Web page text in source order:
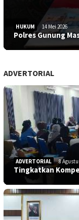
HUKUM 14 Mei 2026
Polres Gunung
ADVERTORIAL
ADVERTORIAL 8
Tingkatkan